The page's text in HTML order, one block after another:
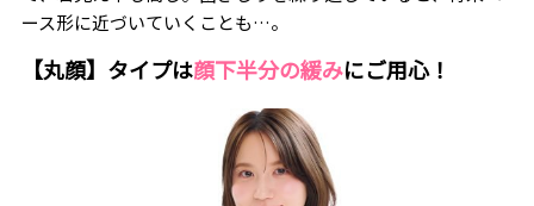
ース形に近づいていくことも…。
【丸顔】タイプは顔下半分の緩みにご用心！